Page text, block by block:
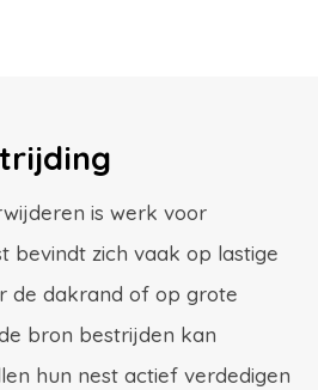
is werk voor
bevindt zich vaak op lastige
de dakrand of op grote
bron bestrijden kan
hun nest actief verdedigen